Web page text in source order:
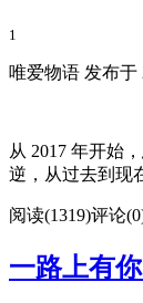
1
唯爱物语 发布于
从 2017 年开始
逆，从过去到现
阅读(1319)评论
一路上有